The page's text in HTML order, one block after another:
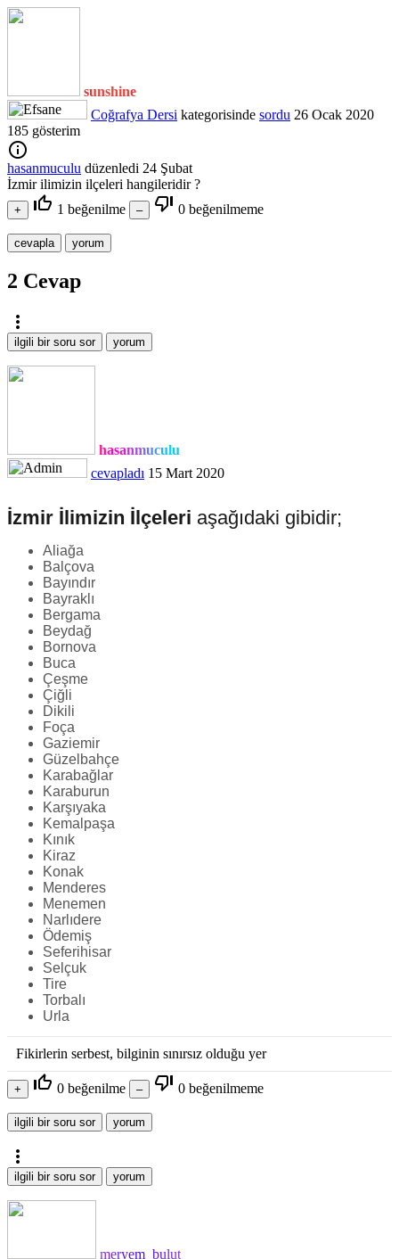
sunshine
Coğrafya Dersi kategorisinde sordu 26 Ocak 2020
185 gösterim
info_outline
hasanmuculu düzenledi 24 Şubat
İzmir ilimizin ilçeleri hangileridir ?
thumb_up_off_alt 1 beğenilme thumb_down_off_alt 0 beğenilmeme
2 Cevap
more_vert
hasanmuculu
cevapladı 15 Mart 2020
İzmir İlimizin İlçeleri aşağıdaki gibidir;
Aliağa
Balçova
Bayındır
Bayraklı
Bergama
Beydağ
Bornova
Buca
Çeşme
Çiğli
Dikili
Foça
Gaziemir
Güzelbahçe
Karabağlar
Karaburun
Karşıyaka
Kemalpaşa
Kınık
Kiraz
Konak
Menderes
Menemen
Narlıdere
Ödemiş
Seferihisar
Selçuk
Tire
Torbalı
Urla
Fikirlerin serbest, bilginin sınırsız olduğu yer
thumb_up_off_alt 0 beğenilme thumb_down_off_alt 0 beğenilmeme
more_vert
meryem_bulut